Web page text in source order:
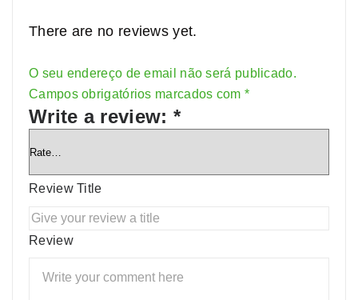
There are no reviews yet.
O seu endereço de email não será publicado.
Campos obrigatórios marcados com *
Write a review: *
Review Title
Review